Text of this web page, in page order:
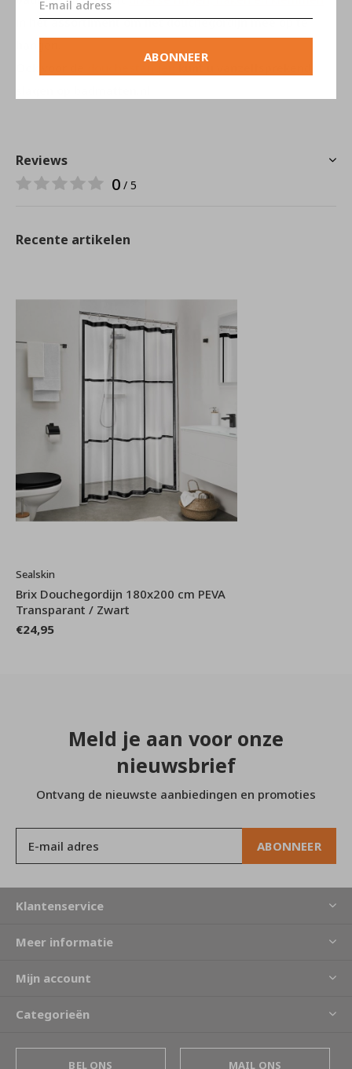
ABONNEER
in het assortiment om het douchegordijn mee op te
Reviews
0 / 5
Recente artikelen
Sealskin
Brix Douchegordijn 180x200 cm PEVA
Transparant / Zwart
€24,95
Meld je aan voor onze
nieuwsbrief
Ontvang de nieuwste aanbiedingen en promoties
ABONNEER
Klantenservice
Meer informatie
Mijn account
Categorieën
BEL ONS MAIL ONS